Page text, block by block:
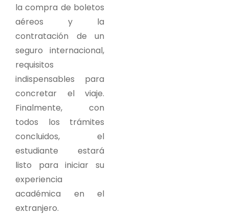
la compra de boletos
aéreos y la
contratación de un
seguro internacional,
requisitos
indispensables para
concretar el viaje.
Finalmente, con
todos los trámites
concluidos, el
estudiante estará
listo para iniciar su
experiencia
académica en el
extranjero.